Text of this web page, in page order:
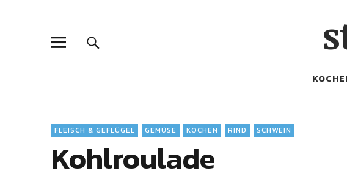
FLEISCH & GEFLÜGEL GEMÜSE KOCHEN RIND SCHWEIN
Kohlroulade